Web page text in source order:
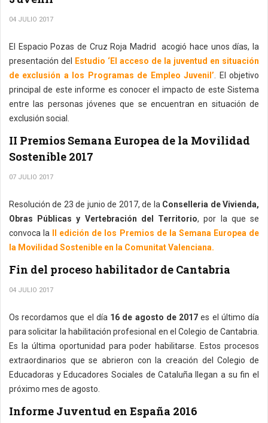
04 JULIO 2017
El Espacio Pozas de Cruz Roja Madrid acogió hace unos días, la
presentación del
Estudio ‘El acceso de la juventud en situación
de exclusión a los Programas de Empleo Juvenil’ . El objetivo
principal de este informe es conocer el impacto de este Sistema
entre las personas jóvenes que se encuentran en situación de
exclusión social.
II Premios Semana Europea de la Movilidad
Sostenible 2017
07 JULIO 2017
Resolución de 23 de junio de 2017, de la Conselleria de Vivienda,
Obras Públicas y Vertebración del Territorio, por la que se
convoca la II edición de los Premios de la Semana Europea de
la Movilidad Sostenible en la Comunitat Valenciana.
Fin del proceso habilitador de Cantabria
04 JULIO 2017
Os recordamos que el día 16 de agosto de 2017es el último día
para solicitar la habilitación profesional en el Colegio de Cantabria.
Es la última oportunidad para poder habilitarse. Estos procesos
extraordinarios que se abrieron con la creación del Colegio de
Educadoras y Educadores Sociales de Cataluña llegan a su fin el
próximo mes de agosto.
Informe Juventud en España 2016